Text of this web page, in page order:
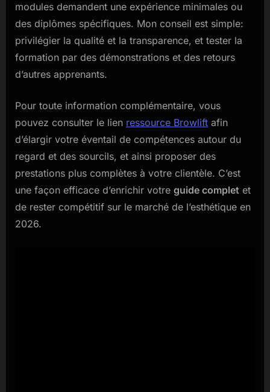
modules demandent une expérience minimales ou
des diplômes spécifiques. Mon conseil est simple:
privilégier la qualité et la transparence, et tester la
formation par des démonstrations et des retours
d’autres apprenants.
Pour toute information complémentaire, vous
pouvez consulter le lien ressource Browlift afin
d’élargir votre éventail de compétences autour du
regard et des sourcils, et ainsi proposer des
prestations plus complètes à votre clientèle. C’est
une façon efficace d’enrichir votre guide complet et
de rester compétitif sur le marché de l’esthétique en
2026.